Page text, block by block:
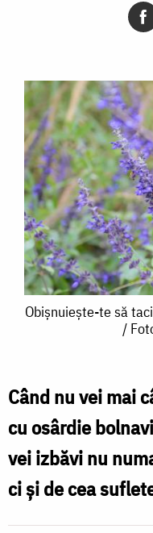
Obișnuiește-
taci
mai
mult
și
atunci
Obișnuiește-te să
/
Când nu vei mai
cu osârdie
vei izbăvi nu
ci și de cea